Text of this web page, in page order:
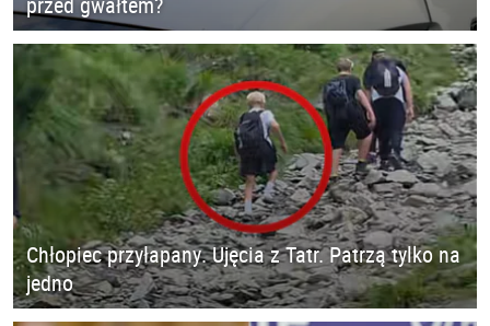
Chłopiec przyłapany. Ujęcia z Tatr. Patrzą tylko na
jedno